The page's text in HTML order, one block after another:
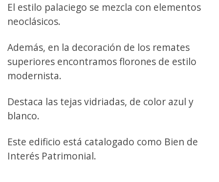
El estilo palaciego se mezcla con elementos
neoclásicos.
Además, en la decoración de los remates
superiores encontramos florones de estilo
modernista.
Destaca las tejas vidriadas, de color azul y
blanco.
Este edificio está catalogado como Bien de
Interés Patrimonial.